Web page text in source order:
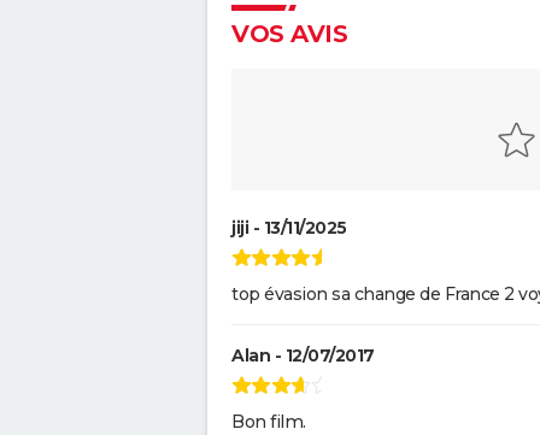
VOS AVIS
jiji - 13/11/2025
top évasion sa change de France 2
Alan - 12/07/2017
Bon film.